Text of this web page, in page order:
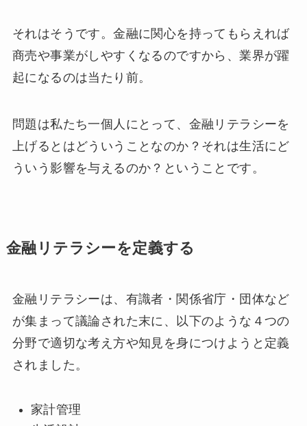
それはそうです。金融に関心を持ってもらえれば
商売や事業がしやすくなるのですから、業界が躍
起になるのは当たり前。
問題は私たち一個人にとって、金融リテラシーを
上げるとはどういうことなのか？それは生活にど
ういう影響を与えるのか？ということです。
金融リテラシーを定義する
金融リテラシーは、有識者・関係省庁・団体など
が集まって議論された末に、以下のような４つの
分野で適切な考え方や知見を身につけようと定義
されました。
家計管理